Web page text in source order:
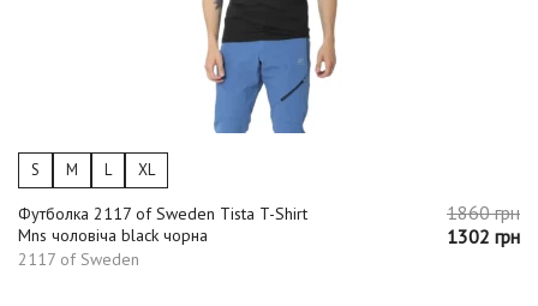
S M L XL
Футболка 2117 of Sweden Tista T-Shirt
Mns чоловіча black чорна
2117 of Sweden
1860 грн
1302 грн